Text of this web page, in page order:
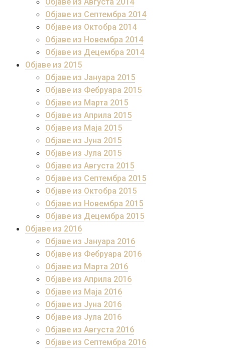
Објаве из Септембра 2014
Објаве из Октобра 2014
Објаве из Новембра 2014
Објаве из Децембра 2014
Објаве из 2015
Објаве из Јануара 2015
Објаве из Фебруара 2015
Објаве из Марта 2015
Објаве из Априла 2015
Објаве из Маја 2015
Објаве из Јуна 2015
Објаве из Јула 2015
Објаве из Августа 2015
Објаве из Септембра 2015
Објаве из Октобра 2015
Објаве из Новембра 2015
Објаве из Децембра 2015
Објаве из 2016
Објаве из Јануара 2016
Објаве из Фебруара 2016
Објаве из Марта 2016
Објаве из Априла 2016
Објаве из Маја 2016
Објаве из Јуна 2016
Објаве из Јула 2016
Објаве из Августа 2016
Објаве из Септембра 2016